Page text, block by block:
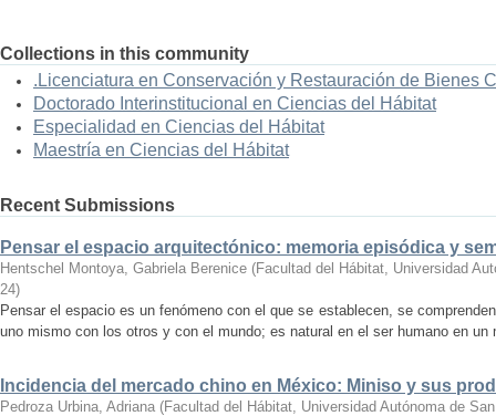
Collections in this community
.Licenciatura en Conservación y Restauración de Bienes
Doctorado Interinstitucional en Ciencias del Hábitat
Especialidad en Ciencias del Hábitat
Maestría en Ciencias del Hábitat
Recent Submissions
Pensar el espacio arquitectónico: memoria episódica y
Hentschel Montoya, Gabriela Berenice (Facultad del Hábitat, Universidad
24)
Pensar el espacio es un fenómeno con el que se establecen, se
uno mismo con los otros y con el mundo; es natural en el ser humano en
Incidencia del mercado chino en México: Miniso y sus
Pedroza Urbina, Adriana (Facultad del Hábitat, Universidad Autónoma de